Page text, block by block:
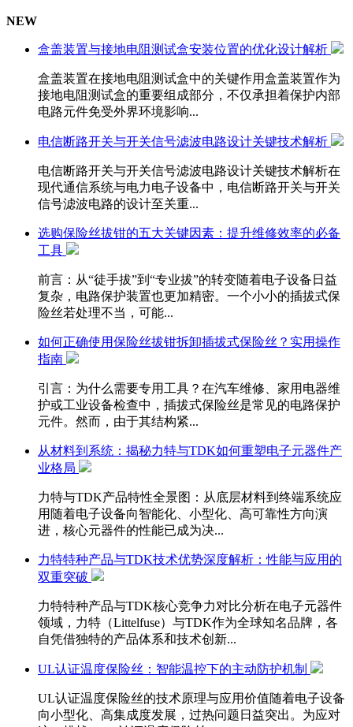
NEW
盒盖装置与接地电阻测试盒安装位置的优化设计解析
盒盖装置在接地电阻测试盒中的关键作用盒盖装置作为
接地电阻测试盒的重要组成部分，不仅承担着保护内部
电路元件免受外界环境影响...
电信断路开关与开关信号滤波电路设计关键技术解析
电信断路开关与开关信号滤波电路设计关键技术解析在
现代通信系统与电力电子设备中，电信断路开关与开关
信号滤波电路的设计至关重...
选购保险丝拔钳的五大关键因素：提升维修效率的必备
工具
前言：从“徒手拔”到“专业拔”的转变随着电子设备日益
复杂，电路保护装置也更加精密。一个小小的插拔式保
险丝若处理不当，可能...
如何正确使用保险丝拔钳拆卸插拔式保险丝？实用操作
指南
引言：为什么需要专用工具？在汽车维修、家用电器维
护或工业设备检查中，插拔式保险丝是常见的电路保护
元件。然而，由于其结构紧...
从材料到系统：揭秘力特与TDK如何重塑电子元器件产
业格局
力特与TDK产品特性全景图：从底层材料到终端系统应
用随着电子设备向智能化、小型化、高可靠性方向演
进，核心元器件的性能已成为决...
力特特种产品与TDK技术优势深度解析：性能与应用的
双重突破
力特特种产品与TDK核心竞争力对比分析在电子元器件
领域，力特（Littelfuse）与TDK作为全球知名品牌，各
自凭借独特的产品体系和技术创新...
UL认证温度保险丝：智能温控下的主动防护机制
UL认证温度保险丝的技术原理与应用价值随着电子设备
向小型化、高集成度发展，过热问题日益突出。为应对